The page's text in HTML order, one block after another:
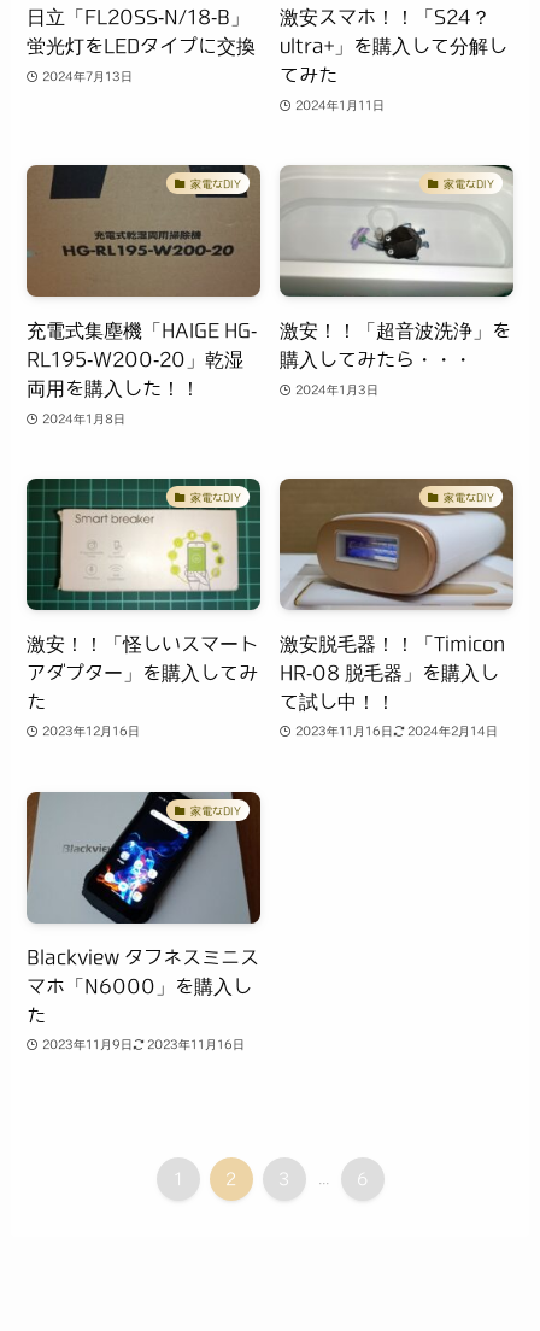
日立「FL20SS-N/18-B」
蛍光灯をLEDタイプに交換
2024年7月13日
激安スマホ！！「S24？
ultra+」を購入して分解し
てみた
2024年1月11日
家電なDIY
充電式集塵機「HAIGE HG-
RL195-W200-20」乾湿
両用を購入した！！
2024年1月8日
家電なDIY
激安！！「超音波洗浄」を
購入してみたら・・・
2024年1月3日
家電なDIY
激安！！「怪しいスマート
アダプター」を購入してみ
た
2023年12月16日
家電なDIY
激安脱毛器！！「Timicon
HR-08 脱毛器」を購入し
て試し中！！
2023年11月16日 2024年2月14日
家電なDIY
Blackview タフネスミニス
マホ「N6000」を購入し
た
2023年11月9日 2023年11月16日
1 2 3 6